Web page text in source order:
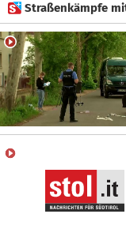
 Straßenkämpfe